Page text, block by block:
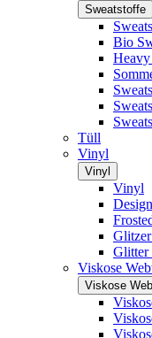
Sweatstoffe
Bio
Tüll
Vinyl
Vinyl
Vinyl
Viskose
Viskose